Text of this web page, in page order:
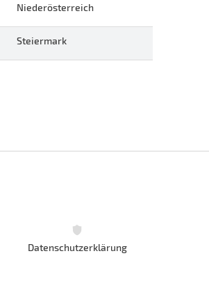
Niederösterreich
Steiermark
Datenschutzerklärung